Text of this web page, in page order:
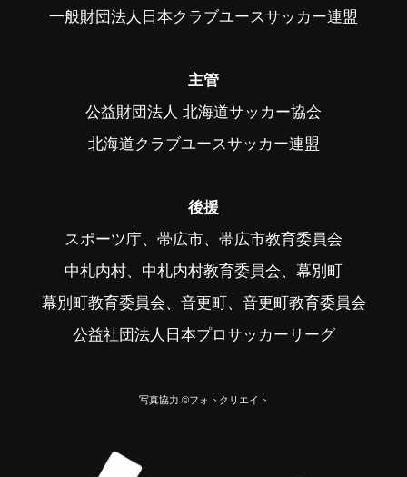
一般財団法人日本クラブユースサッカー連盟
主管
公益財団法人 北海道サッカー協会
北海道クラブユースサッカー連盟
後援
スポーツ庁、帯広市、帯広市教育委員会
中札内村、中札内村教育委員会、幕別町
幕別町教育委員会、音更町、音更町教育委員会
公益社団法人日本プロサッカーリーグ
写真協力 ©フォトクリエイト